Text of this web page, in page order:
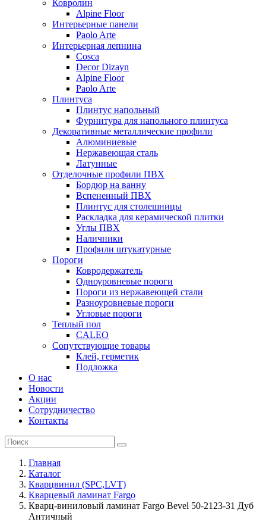
Ковролин
Alpine Floor
Интерьерные панели
Paolo Arte
Интерьерная лепнина
Cosca
Decor Dizayn
Alpine Floor
Paolo Arte
Плинтуса
Плинтус напольный
Фурнитура для напольного плинтуса
Декоративные металлические профили
Алюминиевые
Нержавеющая сталь
Латунные
Отделочные профили ПВХ
Бордюр на ванну
Вспененный ПВХ
Плинтус для столешницы
Раскладка для керамической плитки
Углы ПВХ
Наличники
Профили штукатурные
Пороги
Ковродержатель
Одноуровневые пороги
Пороги из нержавеющей стали
Разноуровневые пороги
Угловые пороги
Теплый пол
CALEO
Сопутствующие товары
Клей, герметик
Подложка
О нас
Новости
Акции
Сотрудничество
Контакты
Главная
Каталог
Кварцвинил (SPC,LVT)
Кварцевый ламинат Fargo
Кварц-виниловый ламинат Fargo Bevel 50-2123-31 Дуб
Античный